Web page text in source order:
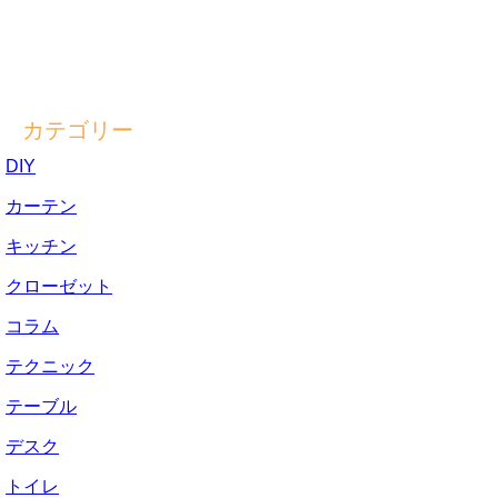
カテゴリー
DIY
カーテン
キッチン
クローゼット
コラム
テクニック
テーブル
デスク
トイレ